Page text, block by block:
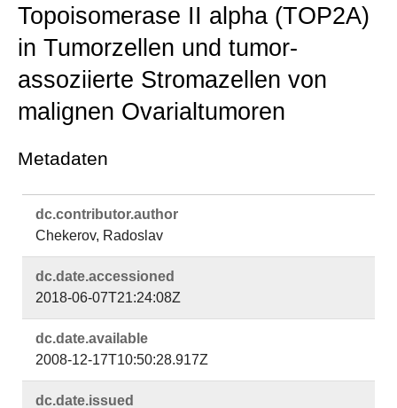
Topoisomerase II alpha (TOP2A)
in Tumorzellen und tumor-
assoziierte Stromazellen von
malignen Ovarialtumoren
Metadaten
dc.​contributor.​author
Chekerov, Radoslav
dc.​date.​accessioned
2018-06-07T21:24:08Z
dc.​date.​available
2008-12-17T10:50:28.917Z
dc.​date.​issued